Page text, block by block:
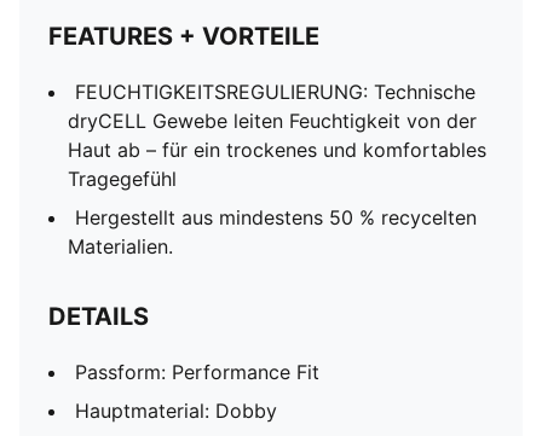
FEATURES + VORTEILE
FEUCHTIGKEITSREGULIERUNG: Technische
dryCELL Gewebe leiten Feuchtigkeit von der
Haut ab – für ein trockenes und komfortables
Tragegefühl
Hergestellt aus mindestens 50 % recycelten
Materialien.
DETAILS
Passform: Performance Fit
Hauptmaterial: Dobby